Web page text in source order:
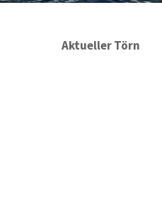
Aktueller Törn